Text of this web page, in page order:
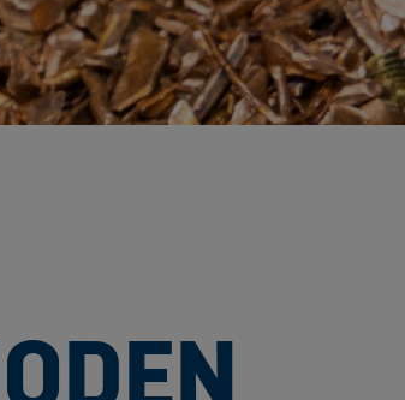
kierrätys
raaka-aineiksi